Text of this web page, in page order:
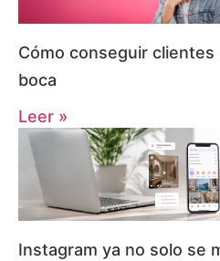
Cómo conseguir clientes
boca
Leer »
Instagram ya no solo se